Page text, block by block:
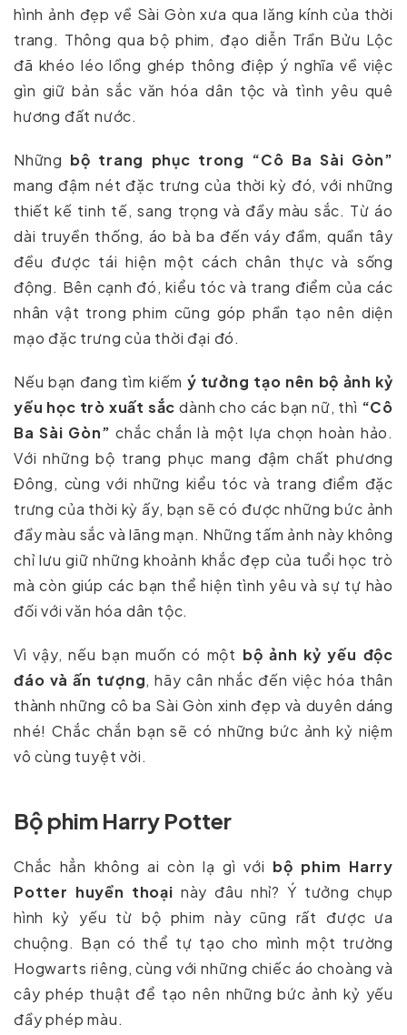
hình ảnh đẹp về Sài Gòn xưa qua lăng kính của thời
trang. Thông qua bộ phim, đạo diễn Trần Bửu Lộc
đã khéo léo lồng ghép thông điệp ý nghĩa về việc
gìn giữ bản sắc văn hóa dân tộc và tình yêu quê
hương đất nước.
Những bộ trang phục trong “Cô Ba Sài Gòn”
mang đậm nét đặc trưng của thời kỳ đó, với những
thiết kế tinh tế, sang trọng và đầy màu sắc. Từ áo
dài truyền thống, áo bà ba đến váy đầm, quần tây
đều được tái hiện một cách chân thực và sống
động. Bên cạnh đó, kiểu tóc và trang điểm của các
nhân vật trong phim cũng góp phần tạo nên diện
mạo đặc trưng của thời đại đó.
Nếu bạn đang tìm kiếm ý tưởng tạo nên bộ ảnh kỷ
yếu học trò xuất sắc dành cho các bạn nữ, thì “Cô
Ba Sài Gòn” chắc chắn là một lựa chọn hoàn hảo.
Với những bộ trang phục mang đậm chất phương
Đông, cùng với những kiểu tóc và trang điểm đặc
trưng của thời kỳ ấy, bạn sẽ có được những bức ảnh
đầy màu sắc và lãng mạn. Những tấm ảnh này không
chỉ lưu giữ những khoảnh khắc đẹp của tuổi học trò
mà còn giúp các bạn thể hiện tình yêu và sự tự hào
đối với văn hóa dân tộc.
Vì vậy, nếu bạn muốn có một bộ ảnh kỷ yếu độc
đáo và ấn tượng, hãy cân nhắc đến việc hóa thân
thành những cô ba Sài Gòn xinh đẹp và duyên dáng
nhé! Chắc chắn bạn sẽ có những bức ảnh kỷ niệm
vô cùng tuyệt vời.
Bộ phim Harry Potter
Chắc hẳn không ai còn lạ gì với bộ phim Harry
Potter huyền thoại này đâu nhỉ? Ý tưởng chụp
hình kỷ yếu từ bộ phim này cũng rất được ưa
chuộng. Bạn có thể tự tạo cho mình một trường
Hogwarts riêng, cùng với những chiếc áo choàng và
cây phép thuật để tạo nên những bức ảnh kỷ yếu
đầy phép màu.